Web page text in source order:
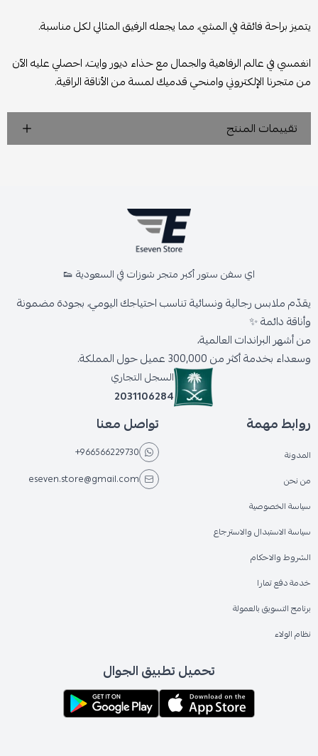
يتميز براحة فائقة في المشي، مما يجعله الرفيق المثالي لكل مناسبة.
انغمسي في عالم الرفاهية والجمال مع حذاء ديور وايت، احصلي عليه الآن
من متجرنا الإلكتروني وامنحي قدميك لمسة من الأناقة الراقية.
تقييمات المنتج
اي سفن ستور أكبر متجر شوزات في السعودية 👟
يقدّم ملابس رجالية ونسائية تناسب احتياجك اليومي، بجودة مضمونة
وأناقة دائمة ✨
من أشهر البراندات العالمية،
وسعداء بخدمة أكثر من 300,000 عميل حول المملكة.
السجل التجاري
2031106284
روابط مهمة
المدونة
من نحن
سياسة الخصوصية
سياسة الاستبدال والاسترجاع
الشروط والاحكام
خدمة دفع تمارا
برنامج التسويق بالعمولة
نظام الولاء
تواصل معنا
+966566229730
eseven.store@gmail.com
تحميل تطبيق الجوال